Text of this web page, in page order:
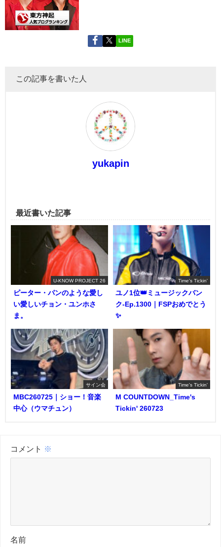
LINE
この記事を書いた人
yukapin
最近書いた記事
U-KNOW PROJECT 26
ピーター・パンのような愛し
い愛しいチョン・ユンホさ
ま。
Time's Tickin'
ユノ1位👑ミュージックバン
ク-Ep.1300｜FSPおめでとう
✨️
サイン会
MBC260725｜ショー！音楽
中心（ウマチュン）
Time's Tickin'
M COUNTDOWN_Time's
Tickin' 260723
コメント ※
名前